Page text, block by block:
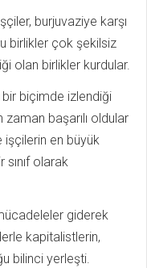
burjuvaziye karşı
birlikler çok şekilsiz
olan birlikler kurdular.
bir biçimde izlendiği
zaman başarılı oldular
en büyük
olarak
giderek
kapitalistlerin,
bilinci yerleşti.